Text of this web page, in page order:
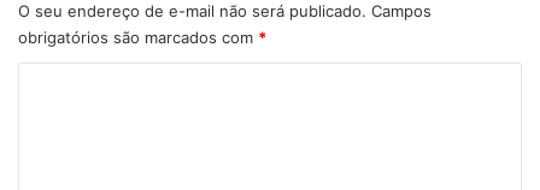
O seu endereço de e-mail não será publicado. Campos
obrigatórios são marcados com *